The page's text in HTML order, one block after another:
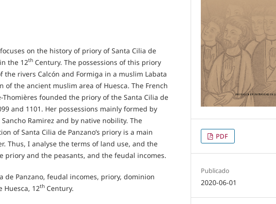
on the history of priory of Santa Cilia de
the 12th Century. The possessions of this priory
the rivers Calcón and Formiga in a muslim Labata
of the ancient muslim area of Huesca. The French
Thomières founded the priory of the Santa Cilia de
and 1101. Her possessions mainly formed by
Ramirez and by native nobility. The
of Santa Cilia de Panzano’s priory is a main
Thus, I analyse the terms of land use, and the
priory and the peasants, and the feudal incomes.
de Panzano, feudal incomes, priory, dominion
Huesca, 12th Century.
PDF
Publicado
2020-06-01